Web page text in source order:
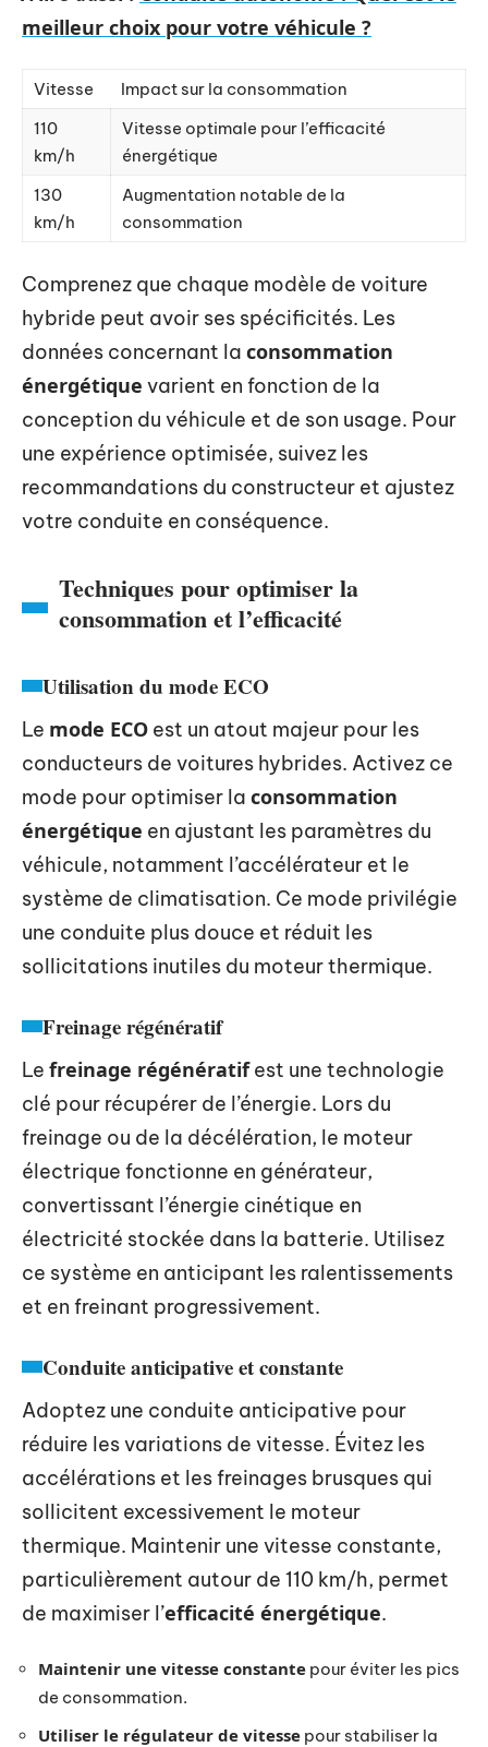
meilleur choix pour votre véhicule ?
Vitesse
Impact sur la consommation
110
km/h
Vitesse optimale pour l’efficacité
énergétique
130
km/h
Augmentation notable de la
consommation
Comprenez que chaque modèle de voiture
hybride peut avoir ses spécificités. Les
données concernant la consommation
énergétique varient en fonction de la
conception du véhicule et de son usage. Pour
une expérience optimisée, suivez les
recommandations du constructeur et ajustez
votre conduite en conséquence.
Techniques pour optimiser la
consommation et l’efficacité
Utilisation du mode ECO
Le mode ECO est un atout majeur pour les
conducteurs de voitures hybrides. Activez ce
mode pour optimiser la consommation
énergétique en ajustant les paramètres du
véhicule, notamment l’accélérateur et le
système de climatisation. Ce mode privilégie
une conduite plus douce et réduit les
sollicitations inutiles du moteur thermique.
Freinage régénératif
Le freinage régénératifest une technologie
clé pour récupérer de l’énergie. Lors du
freinage ou de la décélération, le moteur
électrique fonctionne en générateur,
convertissant l’énergie cinétique en
électricité stockée dans la batterie. Utilisez
ce système en anticipant les ralentissements
et en freinant progressivement.
Conduite anticipative et constante
Adoptez une conduite anticipative pour
réduire les variations de vitesse. Évitez les
accélérations et les freinages brusques qui
sollicitent excessivement le moteur
thermique. Maintenir une vitesse constante,
particulièrement autour de 110 km/h, permet
de maximiser l’efficacité énergétique.
Maintenir une vitesse constante pour éviter les pics
de consommation.
Utiliser le régulateur de vitesse pour stabiliser la